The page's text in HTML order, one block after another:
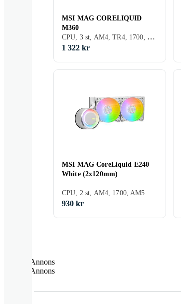
MSI MAG CORELIQUID
M360
CPU, 3 st, AM4, TR4, 1700, AM5
1 322 kr
MSI MAG CoreLiquid E240
White (2x120mm)
CPU, 2 st, AM4, 1700, AM5
930 kr
Annons
Annons